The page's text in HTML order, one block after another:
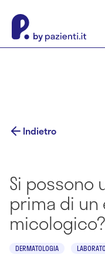
Indietro
Si possono
prima di un
micologico?
DERMATOLOGIA